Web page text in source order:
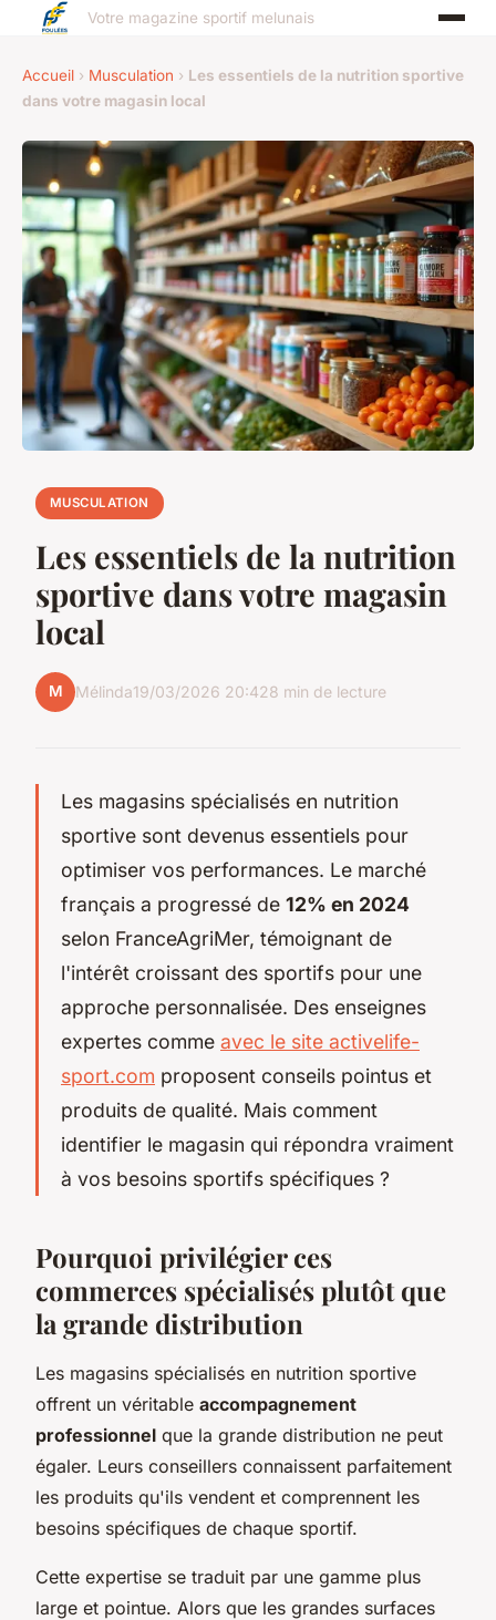
Votre magazine sportif melunais
Accueil › Musculation › Les essentiels de la nutrition sportive
dans votre magasin local
MUSCULATION
Les essentiels de la nutrition
sportive dans votre magasin
local
M Mélinda19/03/2026 20:428 min de lecture
Les magasins spécialisés en nutrition
sportive sont devenus essentiels pour
optimiser vos performances. Le marché
français a progressé de 12% en 2024
selon FranceAgriMer, témoignant de
l'intérêt croissant des sportifs pour une
approche personnalisée. Des enseignes
expertes comme avec le site activelife-
sport.com proposent conseils pointus et
produits de qualité. Mais comment
identifier le magasin qui répondra vraiment
à vos besoins sportifs spécifiques ?
Pourquoi privilégier ces
commerces spécialisés plutôt que
la grande distribution
Les magasins spécialisés en nutrition sportive
offrent un véritable accompagnement
professionnel que la grande distribution ne peut
égaler. Leurs conseillers connaissent parfaitement
les produits qu'ils vendent et comprennent les
besoins spécifiques de chaque sportif.
Cette expertise se traduit par une gamme plus
large et pointue. Alors que les grandes surfaces